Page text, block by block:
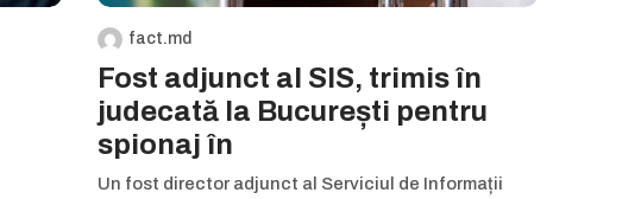
fact.md
Fost adjunct al SIS, trimis în
judecată la București pentru
spionaj în
Un fost director adjunct al Serviciul de Informații